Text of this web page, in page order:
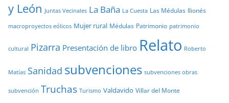
y León Juntas Vecinales La Baña La Cuesta Las Médulas llionés
macroproyectos eólicos Mujer rural Médulas Patrimonio patrimonio
cultural Pizarra Presentación de libro Relato Roberto
Matías Sanidad subvenciones subvenciones obras
subvención Truchas Turismo Valdavido Villar del Monte